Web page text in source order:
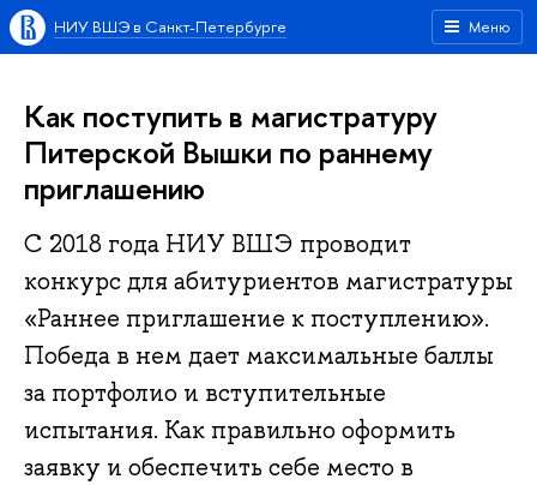
Меню
НИУ ВШЭ в Санкт-Петербурге
Как поступить в магистратуру
Питерской Вышки по раннему
приглашению
С 2018 года НИУ ВШЭ проводит
конкурс для абитуриентов магистратуры
«Раннее приглашение к поступлению».
Победа в нем дает максимальные баллы
за портфолио и вступительные
испытания. Как правильно оформить
заявку и обеспечить себе место в